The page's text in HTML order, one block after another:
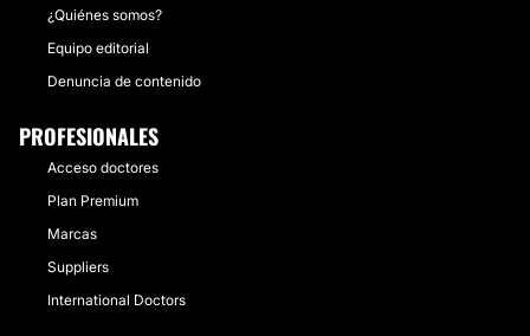
¿Quiénes somos?
Equipo editorial
Denuncia de contenido
PROFESIONALES
Acceso doctores
Plan Premium
Marcas
Suppliers
International Doctors